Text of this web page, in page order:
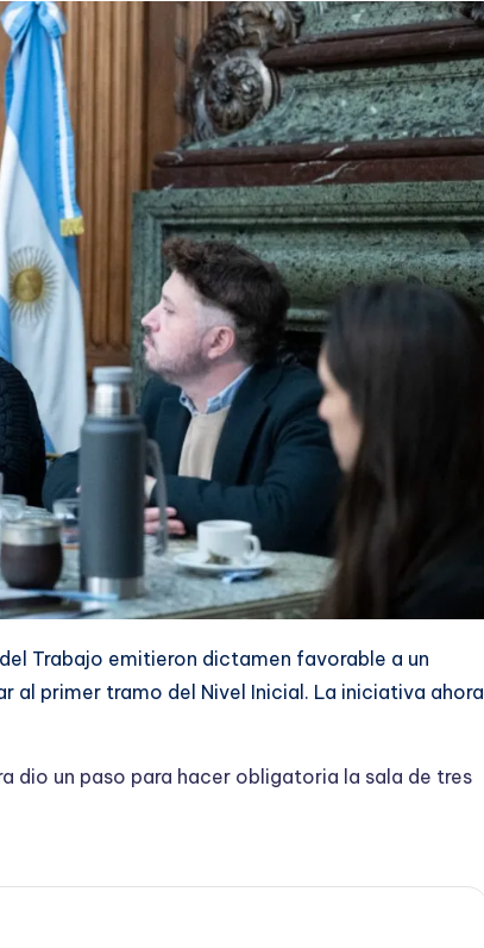
Trabajo emitieron dictamen favorable a un
primer tramo del Nivel Inicial. La iniciativa ahora
dio un paso para hacer obligatoria la sala de tres